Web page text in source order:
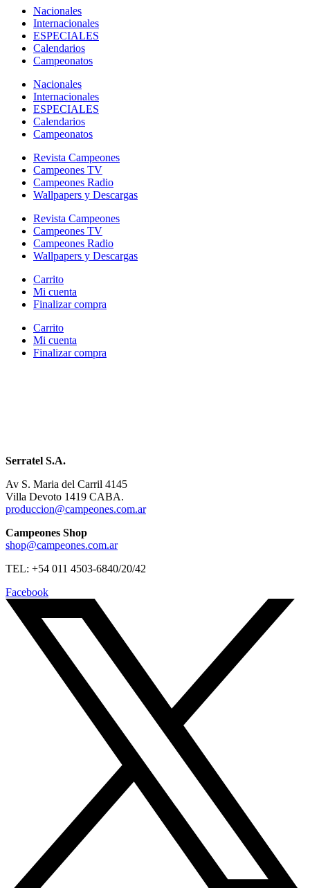
Nacionales
Internacionales
ESPECIALES
Calendarios
Campeonatos
Nacionales
Internacionales
ESPECIALES
Calendarios
Campeonatos
Revista Campeones
Campeones TV
Campeones Radio
Wallpapers y Descargas
Revista Campeones
Campeones TV
Campeones Radio
Wallpapers y Descargas
Carrito
Mi cuenta
Finalizar compra
Carrito
Mi cuenta
Finalizar compra
Serratel S.A.
Av S. Maria del Carril 4145
Villa Devoto 1419 CABA.
produccion@campeones.com.ar
Campeones Shop
shop@campeones.com.ar
TEL: +54 011 4503-6840/20/42
Facebook